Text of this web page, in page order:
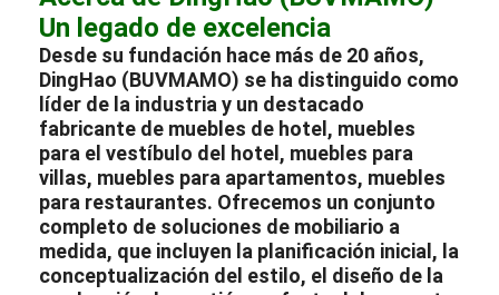
Un legado de excelencia
Desde su fundación hace más de 20 años,
DingHao (BUVMAMO) se ha distinguido como
líder de la industria y un destacado
fabricante de muebles de hotel , muebles
para el vestíbulo del hotel , muebles para
villas, muebles para apartamentos, muebles
para restaurantes. Ofrecemos un conjunto
completo de soluciones de mobiliario a
medida, que incluyen la planificación inicial, la
conceptualización del estilo, el diseño de la